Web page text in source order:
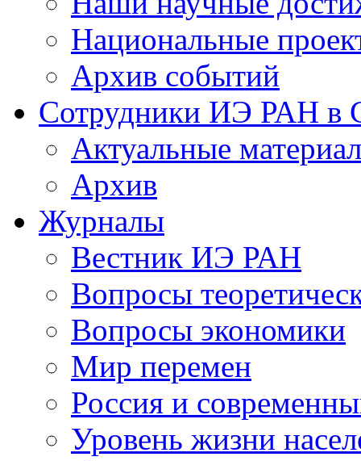
Национальные
Архив событий
Сотрудники ИЭ РАН
Актуальные
Архив
Журналы
Вестник ИЭ РАН
Вопросы
Вопросы экономики
Мир перемен
Россия и
Уровень жизни